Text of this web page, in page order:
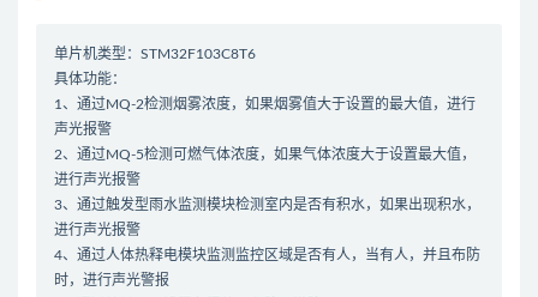
单片机类型：STM32F103C8T6
具体功能：
1、通过MQ-2检测烟雾浓度，如果烟雾值大于设置的最大值，进行
声光报警
2、通过MQ-5检测可燃气体浓度，如果气体浓度大于设置最大值，
进行声光报警
3、通过触发型雨水监测模块检测室内是否有积水，如果出现积水，
进行声光报警
4、通过人体热释电模块监测监控区域是否有人，当有人，并且布防
时，进行声光警报